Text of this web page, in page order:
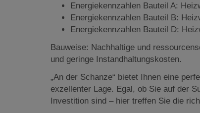
Energiekennzahlen Bauteil A:
Energiekennzahlen Bauteil B:
Energiekennzahlen Bauteil D:
Bauweise: Nachhaltige und
und geringe Instandhaltungskosten.
„An der Schanze“ bietet Ihnen eine
exzellenter Lage. Egal, ob Sie auf der
Investition sind – hier treffen Sie die